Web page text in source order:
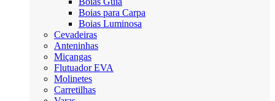
Boias para Carpa
Boias Luminosa
Cevadeiras
Anteninhas
Miçangas
Flutuador EVA
Molinetes
Carretilhas